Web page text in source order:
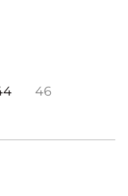
46